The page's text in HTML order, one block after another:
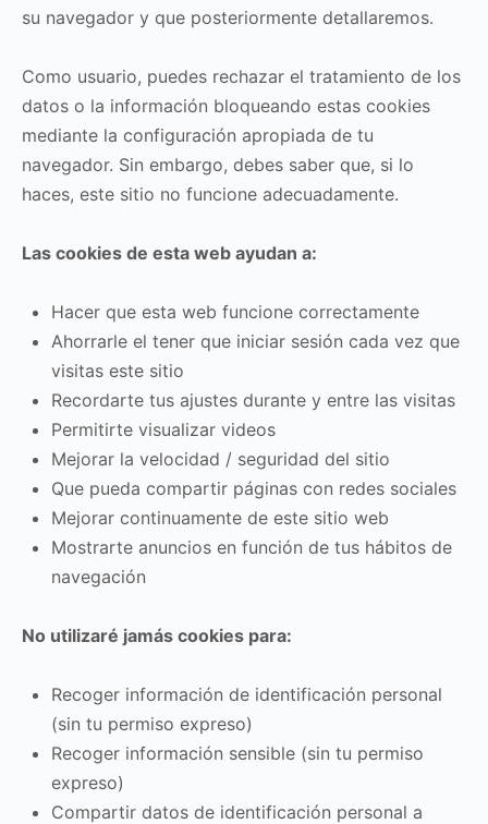
su navegador y que posteriormente detallaremos.
Como usuario, puedes rechazar el tratamiento de los
datos o la información bloqueando estas cookies
mediante la configuración apropiada de tu
navegador. Sin embargo, debes saber que, si lo
haces, este sitio no funcione adecuadamente.
Las cookies de esta web ayudan a:
Hacer que esta web funcione correctamente
Ahorrarle el tener que iniciar sesión cada vez que
visitas este sitio
Recordarte tus ajustes durante y entre las visitas
Permitirte visualizar videos
Mejorar la velocidad / seguridad del sitio
Que pueda compartir páginas con redes sociales
Mejorar continuamente de este sitio web
Mostrarte anuncios en función de tus hábitos de
navegación
No utilizaré jamás cookies para:
Recoger información de identificación personal
(sin tu permiso expreso)
Recoger información sensible (sin tu permiso
expreso)
Compartir datos de identificación personal a